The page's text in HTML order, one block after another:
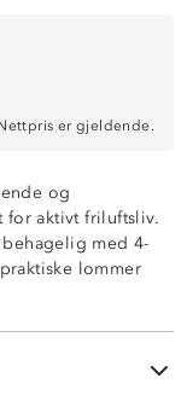
er gjeldende.
og
for aktivt friluftsliv.
med 4-
lommer
lite fuktighet